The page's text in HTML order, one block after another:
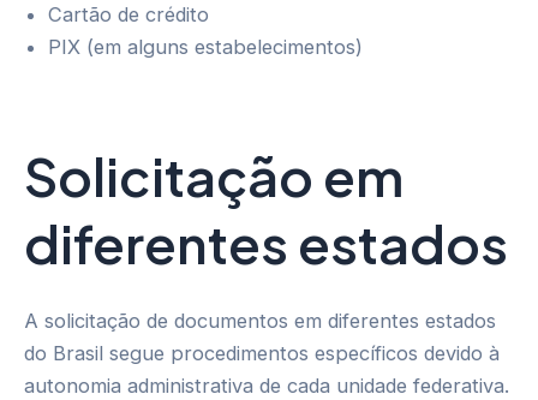
Cartão de crédito
PIX (em alguns estabelecimentos)
Solicitação em
diferentes estados
A solicitação de documentos em diferentes estados
do Brasil segue procedimentos específicos devido à
autonomia administrativa de cada unidade federativa.